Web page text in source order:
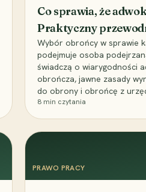
Co sprawia, że
Praktyczny
Wybór obrońcy w sprawie
podejmuje osoba
świadczą o wiarygodności
obrończa, jawne zasady
do obrony i obrońcę z
8 min czytania
PRAWO PRACY